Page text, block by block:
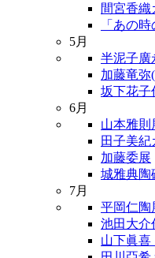
間宮香織
「あの
5月
半泥子
加藤竜弥
坂下花子
6月
山本雅則
田子美紀
加藤委展
城雅典陶
7月
平岡仁陶
池田大介
山下眞喜